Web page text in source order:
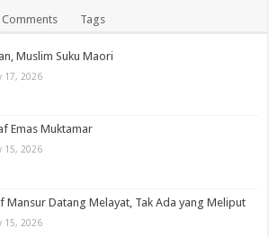
Comments Tags
Muslim Suku Maori
17, 2026
Emas Muktamar
15, 2026
Mansur Datang Melayat, Tak Ada yang Meliput
15, 2026